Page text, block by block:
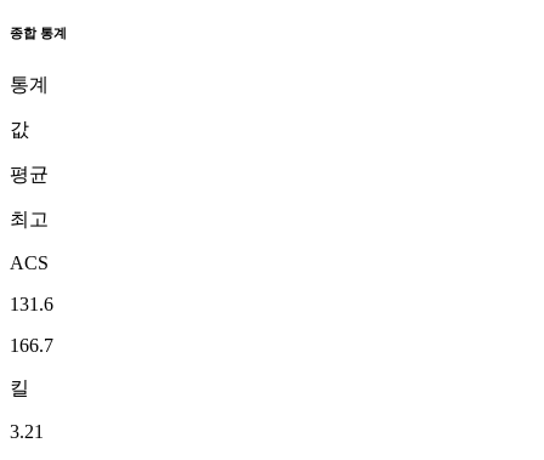
종합 통계
통계
값
평균
최고
ACS
131.6
166.7
킬
3.21